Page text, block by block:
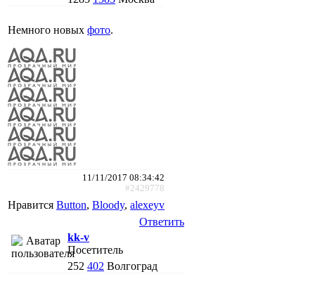
Немного новых фото.
11/11/2017 08:34:42
#2429778
Нравится Button, Bloody, alexeyv
Ответить
kk-v
Посетитель
252 402 Волгоград